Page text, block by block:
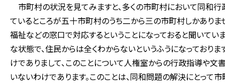
市町村の状況を見てみますと、多くの市町村において同和
ているところが五十市町村のうち二から三の市町村しかあり
福祉などの窓口で対応するということになっておると聞いてい
な状態で、住民からは全くわからないというふうになっており
けでありまして、このことについて人権室からの行政指導や
いないわけであります。このことは、同和問題の解決にとっ